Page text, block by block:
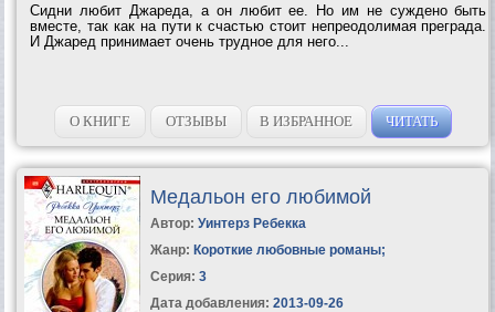
Сидни любит Джареда, а он любит ее. Но им не суждено быть
вместе, так как на пути к счастью стоит непреодолимая преграда.
И Джаред принимает очень трудное для него...
О КНИГЕ ОТЗЫВЫ В ИЗБРАННОЕ ЧИТАТЬ
Медальон его любимой
Автор: Уинтерз Ребекка
Жанр: Короткие любовные романы;
Серия: 3
Дата добавления: 2013-09-26